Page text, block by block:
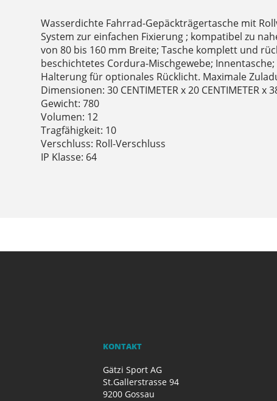
Wasserdichte Fahrrad-Gepäckträgertasche mit
System zur einfachen Fixierung ; kompatibel zu
von 80 bis 160 mm Breite; Tasche komplett und
beschichtetes Cordura-Mischgewebe;
Halterung für optionales Rücklicht. Maximale
Dimensionen: 30 CENTIMETER x 20 CENTIMETER x
Gewicht: 780
Volumen: 12
Tragfähigkeit: 10
Verschluss: Roll-Verschluss
IP Klasse: 64
KONTAKT
Gätzi Sport AG
St.Gallerstrasse 94
9200 Gossau